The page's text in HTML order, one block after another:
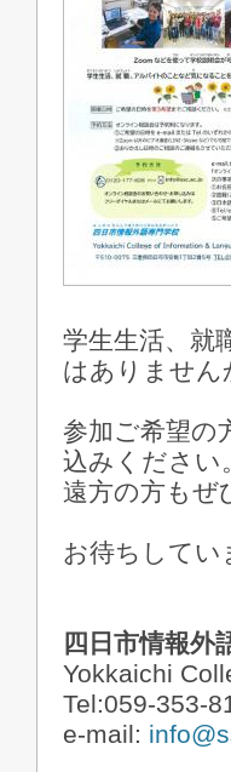
学生生活、就
はありません
参加ご希望の
込みください
遠方の方もぜ
お待ちしてい
四日市情報外
Yokkaichi
Tel:059-353-
e-mail: